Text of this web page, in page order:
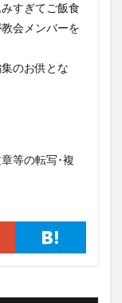
すぎてご飯食
会メンバーを
のお供とな
等の転写･複